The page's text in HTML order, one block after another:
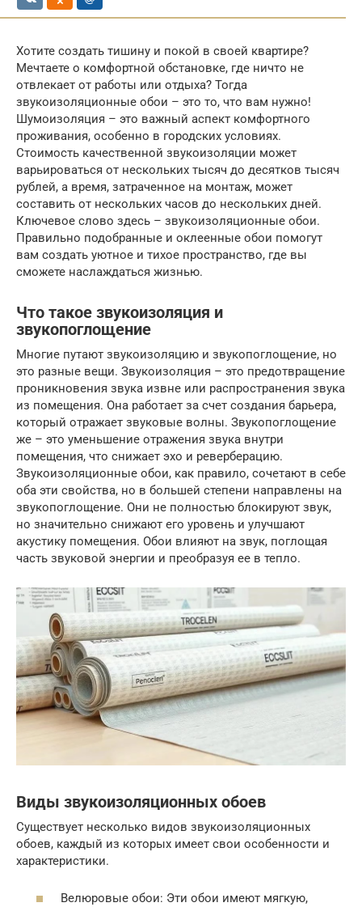
Хотите создать тишину и покой в своей квартире?
Мечтаете о комфортной обстановке, где ничто не
отвлекает от работы или отдыха? Тогда
звукоизоляционные обои – это то, что вам нужно!
Шумоизоляция – это важный аспект комфортного
проживания, особенно в городских условиях.
Стоимость качественной звукоизоляции может
варьироваться от нескольких тысяч до десятков тысяч
рублей, а время, затраченное на монтаж, может
составить от нескольких часов до нескольких дней.
Ключевое слово здесь – звукоизоляционные обои.
Правильно подобранные и оклеенные обои помогут
вам создать уютное и тихое пространство, где вы
сможете наслаждаться жизнью.
Что такое звукоизоляция и
звукопоглощение
Многие путают звукоизоляцию и звукопоглощение, но
это разные вещи. Звукоизоляция – это предотвращение
проникновения звука извне или распространения звука
из помещения. Она работает за счет создания барьера,
который отражает звуковые волны. Звукопоглощение
же – это уменьшение отражения звука внутри
помещения, что снижает эхо и реверберацию.
Звукоизоляционные обои, как правило, сочетают в себе
оба эти свойства, но в большей степени направлены на
звукопоглощение. Они не полностью блокируют звук,
но значительно снижают его уровень и улучшают
акустику помещения. Обои влияют на звук, поглощая
часть звуковой энергии и преобразуя ее в тепло.
Виды звукоизоляционных обоев
Существует несколько видов звукоизоляционных
обоев, каждый из которых имеет свои особенности и
характеристики.
Велюровые обои: Эти обои имеют мягкую,